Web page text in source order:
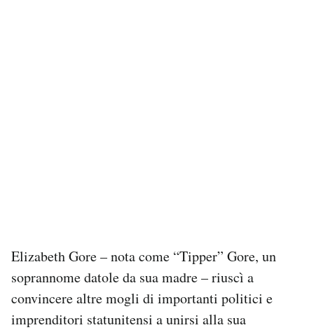
Elizabeth Gore – nota come “Tipper” Gore, un
soprannome datole da sua madre – riuscì a
convincere altre mogli di importanti politici e
imprenditori statunitensi a unirsi alla sua